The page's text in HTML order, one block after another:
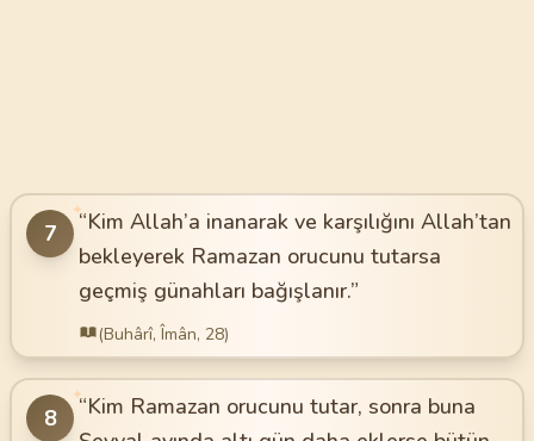
7
✦“Kim Allah’a inanarak ve karşılığını Allah’tan
bekleyerek Ramazan orucunu tutarsa
geçmiş günahları bağışlanır.”
(Buhârî, Îmân, 28)
8
✦“Kim Ramazan orucunu tutar, sonra buna